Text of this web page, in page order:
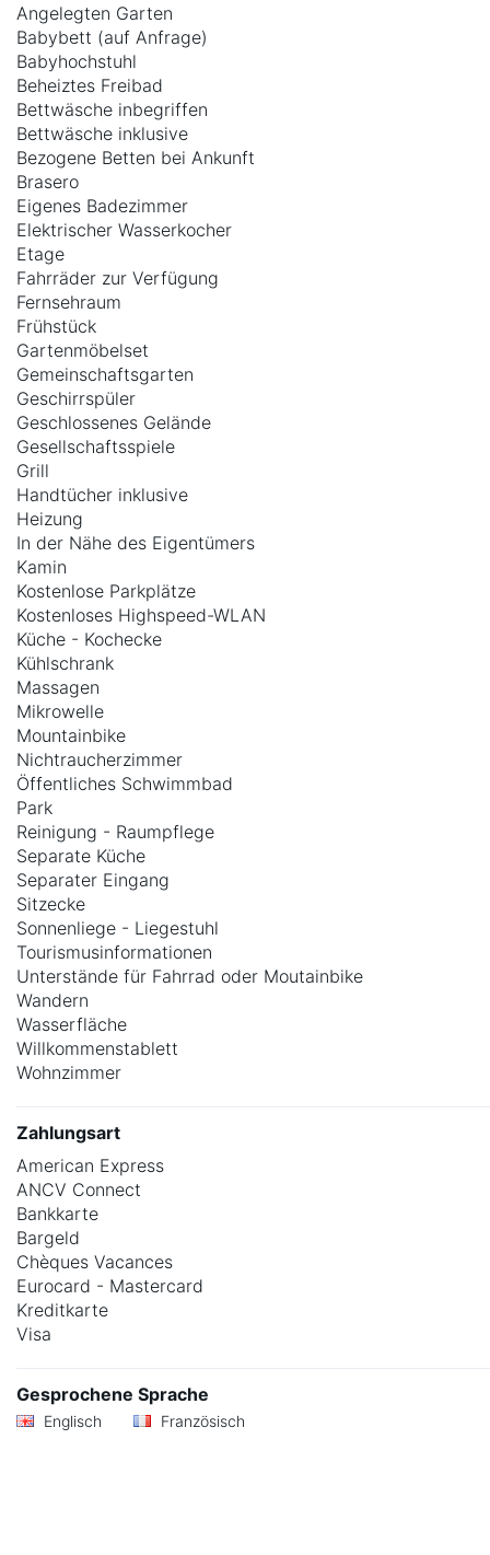
Angelegten Garten
Babybett (auf Anfrage)
Babyhochstuhl
Beheiztes Freibad
Bettwäsche inbegriffen
Bettwäsche inklusive
Bezogene Betten bei Ankunft
Brasero
Eigenes Badezimmer
Elektrischer Wasserkocher
Etage
Fahrräder zur Verfügung
Fernsehraum
Frühstück
Gartenmöbelset
Gemeinschaftsgarten
Geschirrspüler
Geschlossenes Gelände
Gesellschaftsspiele
Grill
Handtücher inklusive
Heizung
In der Nähe des Eigentümers
Kamin
Kostenlose Parkplätze
Kostenloses Highspeed-WLAN
Küche - Kochecke
Kühlschrank
Massagen
Mikrowelle
Mountainbike
Nichtraucherzimmer
Öffentliches Schwimmbad
Park
Reinigung - Raumpflege
Separate Küche
Separater Eingang
Sitzecke
Sonnenliege - Liegestuhl
Tourismusinformationen
Unterstände für Fahrrad oder Moutainbike
Wandern
Wasserfläche
Willkommenstablett
Wohnzimmer
Zahlungsart
American Express
ANCV Connect
Bankkarte
Bargeld
Chèques Vacances
Eurocard - Mastercard
Kreditkarte
Visa
Gesprochene Sprache
Englisch Französisch